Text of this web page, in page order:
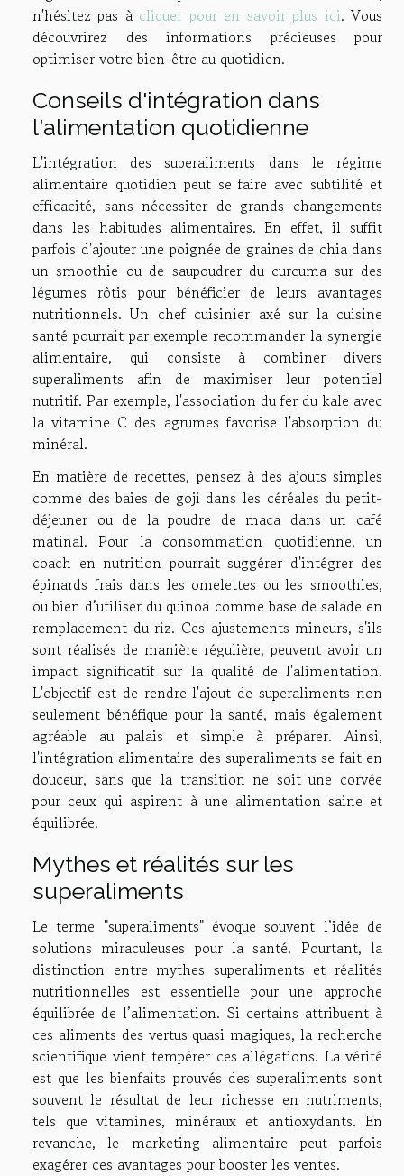
n'hésitez pas à cliquer pour en savoir plus ici. Vous
découvrirez des informations précieuses pour
optimiser votre bien-être au quotidien.
Conseils d'intégration dans
l'alimentation quotidienne
L'intégration des superaliments dans le régime
alimentaire quotidien peut se faire avec subtilité et
efficacité, sans nécessiter de grands changements
dans les habitudes alimentaires. En effet, il suffit
parfois d'ajouter une poignée de graines de chia dans
un smoothie ou de saupoudrer du curcuma sur des
légumes rôtis pour bénéficier de leurs avantages
nutritionnels. Un chef cuisinier axé sur la cuisine
santé pourrait par exemple recommander la synergie
alimentaire, qui consiste à combiner divers
superaliments afin de maximiser leur potentiel
nutritif. Par exemple, l'association du fer du kale avec
la vitamine C des agrumes favorise l'absorption du
minéral.
En matière de recettes, pensez à des ajouts simples
comme des baies de goji dans les céréales du petit-
déjeuner ou de la poudre de maca dans un café
matinal. Pour la consommation quotidienne, un
coach en nutrition pourrait suggérer d'intégrer des
épinards frais dans les omelettes ou les smoothies,
ou bien d’utiliser du quinoa comme base de salade en
remplacement du riz. Ces ajustements mineurs, s'ils
sont réalisés de manière régulière, peuvent avoir un
impact significatif sur la qualité de l'alimentation.
L'objectif est de rendre l'ajout de superaliments non
seulement bénéfique pour la santé, mais également
agréable au palais et simple à préparer. Ainsi,
l'intégration alimentaire des superaliments se fait en
douceur, sans que la transition ne soit une corvée
pour ceux qui aspirent à une alimentation saine et
équilibrée.
Mythes et réalités sur les
superaliments
Le terme "superaliments" évoque souvent l’idée de
solutions miraculeuses pour la santé. Pourtant, la
distinction entre mythes superaliments et réalités
nutritionnelles est essentielle pour une approche
équilibrée de l’alimentation. Si certains attribuent à
ces aliments des vertus quasi magiques, la recherche
scientifique vient tempérer ces allégations. La vérité
est que les bienfaits prouvés des superaliments sont
souvent le résultat de leur richesse en nutriments,
tels que vitamines, minéraux et antioxydants. En
revanche, le marketing alimentaire peut parfois
exagérer ces avantages pour booster les ventes.